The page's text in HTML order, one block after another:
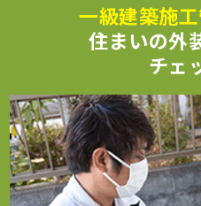
一級建築施
住まいの外
チェ